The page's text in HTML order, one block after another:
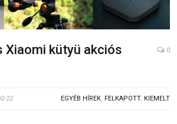
Xiaomi kütyü akciós
0
22 EGYÉB HÍREK, FELKAPOTT, KIEMELT